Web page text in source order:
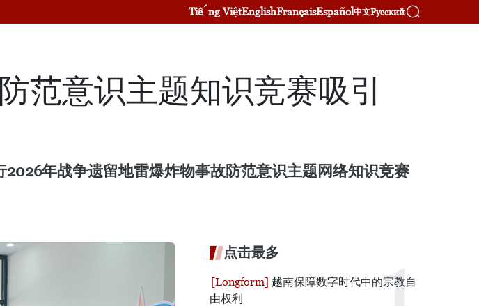
Tiếng ViệtEnglishFrançaisEspañol中文Русский
范意识主题知识竞赛吸引
年战争遗留地雷爆炸物事故防范意识主题网络知识竞赛
点击最多
越南保障数字时代中的宗教自
由权利